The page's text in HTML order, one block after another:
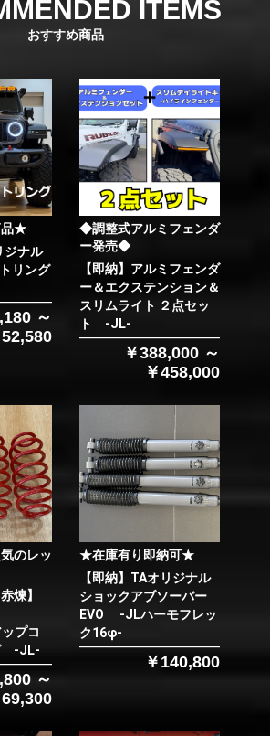
ITEMS
おすすめ商品
品★
ジナル
リング
～
52,580
◆調整式アルミフェンダ
ー発売◆
【即納】アルミフェンダ
ー＆エクステンション＆
スリムライト ２点セッ
ト -JL-
￥388,000 ～
￥458,000
のレッ
煉】
プコ
-JL-
～
69,300
★在庫有り即納可★
【即納】TAオリジナル
ショックアブソーバー
EVO -JLハーモフレッ
ク16φ-
￥140,800